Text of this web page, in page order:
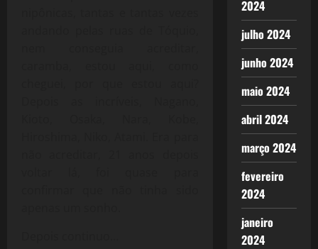
2024
julho 2024
junho 2024
maio 2024
abril 2024
março 2024
fevereiro
2024
janeiro
2024